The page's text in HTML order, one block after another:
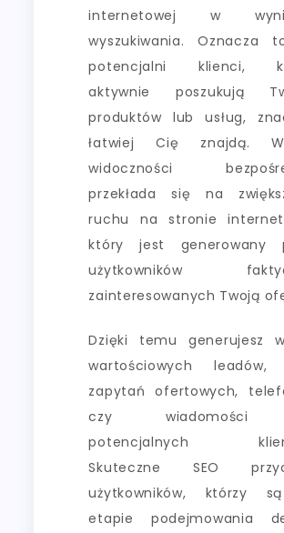
internetowej w
wyszukiwania. Oznacza
potencjalni klienci,
aktywnie poszukują
produktów lub usług,
łatwiej Cię znajdą.
widoczności
przekłada się na
ruchu na stronie
który jest generowany
użytkowników
zainteresowanych Twoją
Dzięki temu generujesz
wartościowych leadów,
zapytań ofertowych,
czy wiadomości
potencjalnych
Skuteczne SEO
użytkowników, którzy
etapie podejmowania